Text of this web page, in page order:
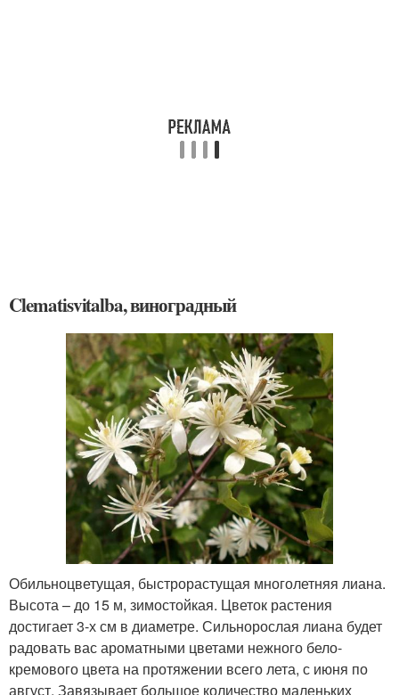
Clematisvitalba, виноградный
Обильноцветущая, быстрорастущая многолетняя лиана.
Высота – до 15 м, зимостойкая. Цветок растения
достигает 3-х см в диаметре. Сильнорослая лиана будет
радовать вас ароматными цветами нежного бело-
кремового цвета на протяжении всего лета, с июня по
август. Завязывает большое количество маленьких